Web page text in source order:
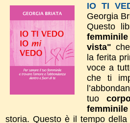
IO TI
Georgia
Questo
vista"
la ferita
voce a
che ti
tuo
femminile
storia. Questo è il tempo